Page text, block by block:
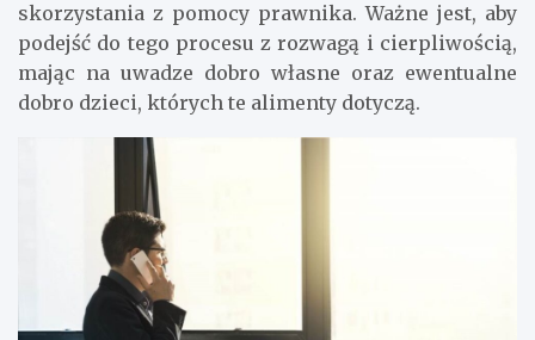
skorzystania z pomocy prawnika. Ważne jest, aby
podejść do tego procesu z rozwagą i cierpliwością,
mając na uwadze dobro własne oraz ewentualne
dobro dzieci, których te alimenty dotyczą.